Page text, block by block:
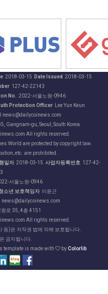
2018-03-15 Date Issued 2018-03-15
127-42-22143
No.
2022-서울노원-0946
Protection Officer Lee Yun Keun
news@dailycoinews.com
Gangnam-gu, Seoul, South Korea
All rights reserved.
World are protected by copyright law.
etc. are prohibited.
일자 2018-03-15 사업자등록번호 127-42-
서울노원-0946
소년 보호책임자 이윤근
news@dailycoinews.com
로 35, 4층 4151
All rights reserved.
등)은 저작권 법에 의해 보호됩니다.
금지됩니다.
template is made with byColorlib